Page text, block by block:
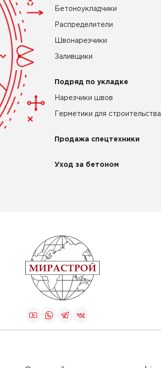
Бетоноукладчики
Распределители
Швонарезчики
Заливщики
Подряд по укладке
Нарезчики швов
Герметики для строительства
Продажа спецтехники
Уход за бетоном